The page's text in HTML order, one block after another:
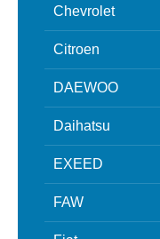
Chevrolet
Citroen
DAEWOO
Daihatsu
EXEED
FAW